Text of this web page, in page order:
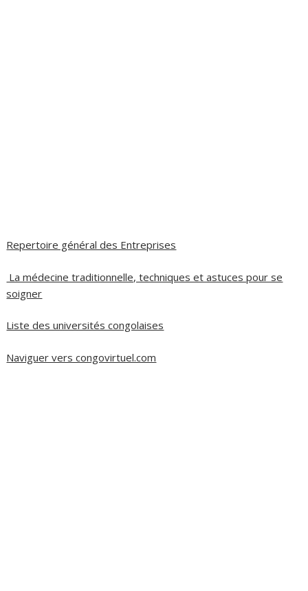
Repertoire général des Entreprises
La médecine traditionnelle, techniques et astuces pour se
soigner
Liste des universités congolaises
Naviguer vers congovirtuel.com